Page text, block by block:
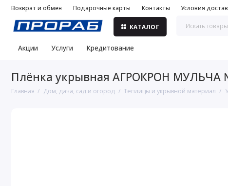
Возврат и обмен Подарочные карты Контакты Условия
КАТАЛОГ
Акции Услуги Кредитование
Плёнка укрывная АГРОКРОН МУЛЬЧА
Главная Дом, дача, сад и огород Теплицы и укрывной материал